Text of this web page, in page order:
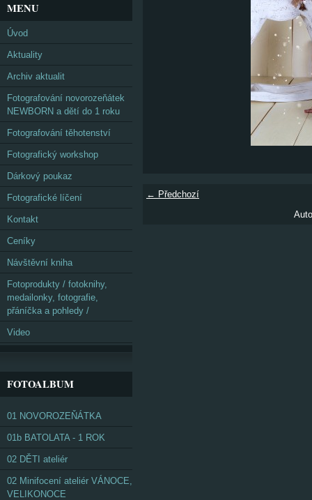
← Předchozí
MENU
Úvod
Aktuality
Archiv aktualit
Fotografování novorozeňátek
NEWBORN a dětí do 1 roku
Fotografování těhotenství
Fotografický workshop
Dárkový poukaz
Fotografické líčení
Kontakt
Ceníky
Návštěvní kniha
Fotoprodukty / fotoknihy,
medailonky, fotografie,
přáníčka a pohledy /
Video
FOTOALBUM
01 NOVOROZEŇÁTKA
01b BATOLATA - 1 ROK
02 DĚTI ateliér
02 Minifocení ateliér VÁNOCE,
VELIKONOCE